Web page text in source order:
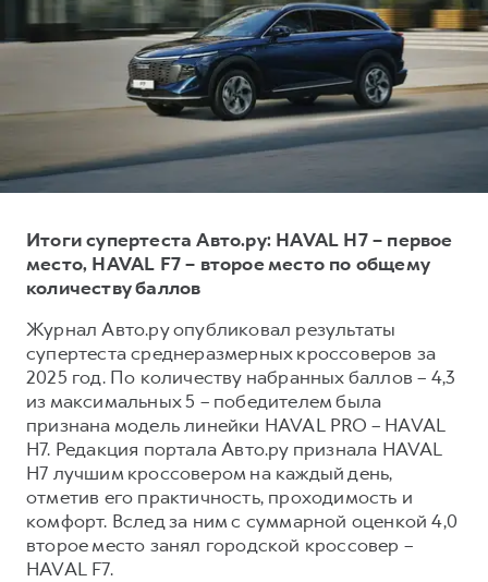
от 3 199 000 ₽
DARGO X
от 3 499 000 ₽
F7
от 2 899 000 ₽
F7X
POER
от 3 449 000 ₽
Тест-драйв
КРЕДИТ И СТРАХОВАНИЕ
Кредитный калькулятор
Кредит
Для малого бизнеса
Корпоративным клиентам
Крупным корпоративным клиентам
Система управления автопарком
Сервис для корпоративных клиентов
HAVAL Лизинг
СЕРВИСНОЕ ОБСЛУЖИВАНИЕ
Нулевое ТО
Программа «Помощь на дороге»
Регламенты технического обслуживания
Электронный ПТС
ПОДДЕРЖКА
GWM Безопасность
Гарантия HAVAL
Мобильное приложение GWM
Программа «HAVAL Защита+»
Руководства по эксплуатации
Подписки
АКСЕССУАРЫ HAVAL
Автомобильные аксессуары
О дилере
Наша команда
Контакты
Итоги супертеста Авто.ру: HAVAL H7 – первое
место, HAVAL F7 – второе место по общему
количеству баллов
Журнал Авто.ру опубликовал результаты
супертеста среднеразмерных кроссоверов за
2025 год. По количеству набранных баллов – 4,3
из максимальных 5 – победителем была
признана модель линейки HAVAL PRO – HAVAL
H7. Редакция портала Авто.ру признала HAVAL
H7 лучшим кроссовером на каждый день,
отметив его практичность, проходимость и
комфорт. Вслед за ним с суммарной оценкой 4,0
второе место занял городской кроссовер –
HAVAL F7.